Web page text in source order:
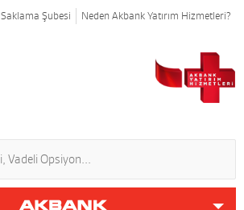
Saklama Şubesi Neden Akbank Yatırım Hizmetleri?